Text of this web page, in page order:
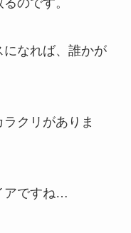
なれば、誰かが
ラクリ がありま
アですね…